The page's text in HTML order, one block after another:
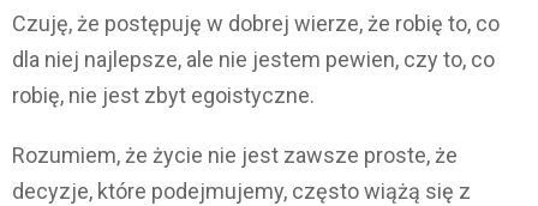
Czuję, że postępuję w dobrej wierze, że robię to, co
dla niej najlepsze, ale nie jestem pewien, czy to, co
robię, nie jest zbyt egoistyczne.
Rozumiem, że życie nie jest zawsze proste, że
decyzje, które podejmujemy, często wiążą się z